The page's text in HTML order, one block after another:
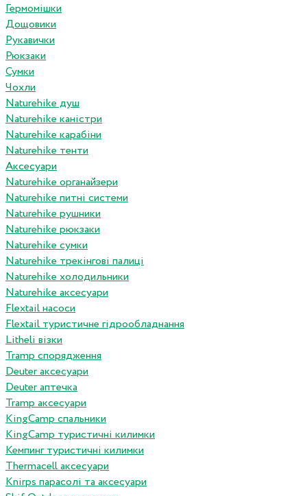
Гермомішки
Дощовики
Рукавички
Рюкзаки
Сумки
Чохли
Naturehike душ
Naturehike каністри
Naturehike карабіни
Naturehike тенти
Аксесуари
Naturehike органайзери
Naturehike питні системи
Naturehike рушники
Naturehike рюкзаки
Naturehike сумки
Naturehike трекінгові палиці
Naturehike холодильники
Naturehike аксесуари
Flextail насоси
Flextail туристичне гідрообладнання
Litheli візки
Tramp спорядження
Deuter аксесуари
Deuter аптечка
Tramp аксесуари
KingCamp спальники
KingCamp туристичні килимки
Кемпинг туристичні килимки
Thermacell аксесуари
Knirps парасолі та аксесуари